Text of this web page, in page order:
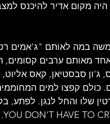
מקום אדיר להיכנס
במה לאותם "ג'אמים
מאותם ערבים
ג'ון סבסטיאן, קאס
כולם קפצו למים
שלו והחל לנגן. לפתע,